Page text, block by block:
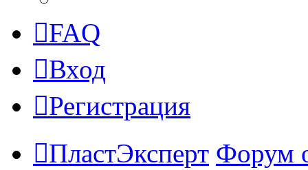
FAQ
Вход
Регистрация
ПластЭксперт Форум